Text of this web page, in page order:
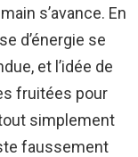
s’avance. En
d’énergie se
et l’idée de
fruitées pour
simplement
faussement